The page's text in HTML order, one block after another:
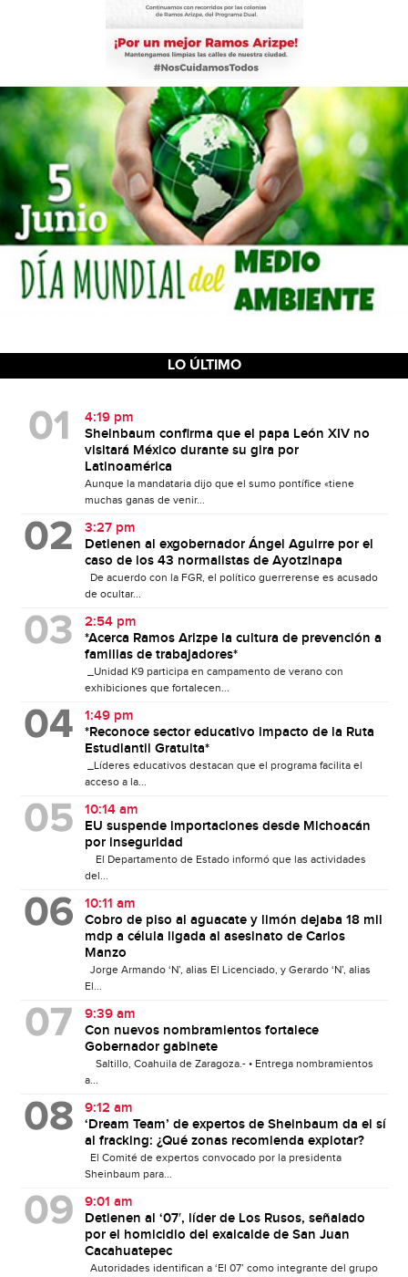
LO ÚLTIMO
4:19 pm
Sheinbaum confirma que el papa León XIV no
visitará México durante su gira por
Latinoamérica
Aunque la mandataria dijo que el sumo pontífice «tiene
muchas ganas de venir...
3:27 pm
Detienen al exgobernador Ángel Aguirre por el
caso de los 43 normalistas de Ayotzinapa
De acuerdo con la FGR, el político guerrerense es acusado
de ocultar...
2:54 pm
*Acerca Ramos Arizpe la cultura de prevención a
familias de trabajadores*
_Unidad K9 participa en campamento de verano con
exhibiciones que fortalecen...
1:49 pm
*Reconoce sector educativo impacto de la Ruta
Estudiantil Gratuita*
_Líderes educativos destacan que el programa facilita el
acceso a la...
10:14 am
EU suspende importaciones desde Michoacán
por inseguridad
El Departamento de Estado informó que las actividades
del...
10:11 am
Cobro de piso al aguacate y limón dejaba 18 mil
mdp a célula ligada al asesinato de Carlos
Manzo
Jorge Armando ‘N’, alias El Licenciado, y Gerardo ‘N’, alias
El...
9:39 am
Con nuevos nombramientos fortalece
Gobernador gabinete
Saltillo, Coahuila de Zaragoza.- • Entrega nombramientos
a...
9:12 am
‘Dream Team’ de expertos de Sheinbaum da el sí
al fracking: ¿Qué zonas recomienda explotar?
El Comité de expertos convocado por la presidenta
Sheinbaum para...
9:01 am
Detienen al ‘07′, líder de Los Rusos, señalado
por el homicidio del exalcalde de San Juan
Cacahuatepec
Autoridades identifican a ‘El 07’ como integrante del grupo